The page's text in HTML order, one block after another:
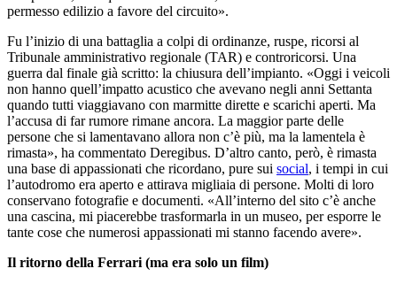
permesso edilizio a favore del circuito».
Fu l’inizio di una battaglia a colpi di ordinanze, ruspe, ricorsi al
Tribunale amministrativo regionale (TAR) e controricorsi. Una
guerra dal finale già scritto: la chiusura dell’impianto. «Oggi i veicoli
non hanno quell’impatto acustico che avevano negli anni Settanta
quando tutti viaggiavano con marmitte dirette e scarichi aperti. Ma
l’accusa di far rumore rimane ancora. La maggior parte delle
persone che si lamentavano allora non c’è più, ma la lamentela è
rimasta», ha commentato Deregibus. D’altro canto, però, è rimasta
una base di appassionati che ricordano, pure sui social, i tempi in cui
l’autodromo era aperto e attirava migliaia di persone. Molti di loro
conservano fotografie e documenti. «All’interno del sito c’è anche
una cascina, mi piacerebbe trasformarla in un museo, per esporre le
tante cose che numerosi appassionati mi stanno facendo avere».
Il ritorno della Ferrari (ma era solo un film)